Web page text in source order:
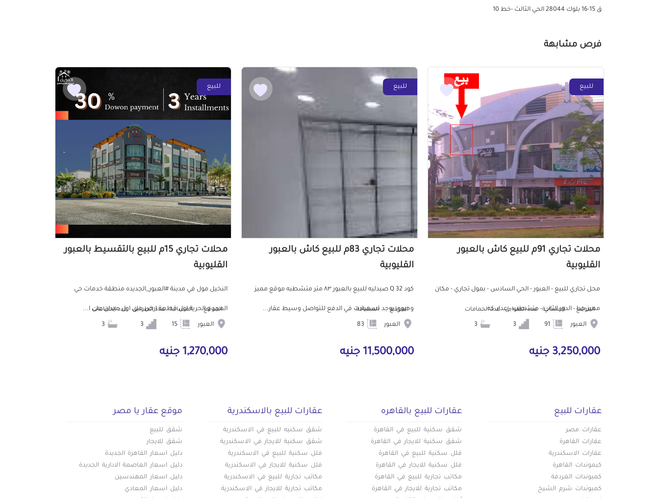
ق 15-16 بلوك 28044 الحي الثالث -خط 10
فرص مشابهة
للبيع
محلات تجاري 91م للبيع كاش بالعبور
القليوبية
محل تجاري للبيع - العبور - الحي السادس - بمول تجاري - مكان
مميز جدا - الدور الثاني - متشطب - عداد كه...
الموقع
العبور
المساحة عدد الطوابق عدد الحمامات
3,250,000 جنيه
للبيع
محلات تجاري 83م للبيع كاش بالعبور
القليوبية
كود Q 32 صيدليه للبيع بالعبور ٨٣ متر متشطبه موقع مميز
وحيوي يوجد تسهيلات في الدفع للتواصل وسيط عقار...
الموقع
العبور
المساحة
11,500,000 جنيه
للبيع
محلات تجاري 15م للبيع بالتقسيط بالعبور
القليوبية
النخيل مول في مدينة #العبور_الجديده منطقة خدمات حي
المجد و الحرية اول قطعة ارض على اول ميدان على ا...
الموقع
العبور
المساحة
15
عدد الطوابق عدد الحمامات
1,270,000 جنيه
عقارات للبيع
عقارات مصر
عقارات القاهرة
عقارات الاسكندرية
كبموندات القاهرة
كمبوندات الغردقة
كمبوندات شرم الشيخ
عقارات للبيع بالقاهره
شقق سكنية للبيع في القاهرة
شقق سكنية للايجار في القاهرة
فلل سكنية للبيع في القاهرة
فلل سكنية للايجار في القاهرة
مكاتب تجارية للبيع في القاهرة
مكاتب تجارية للايجار في القاهرة
عقارات للبيع بالاسكندرية
شقق سكنيه للبيع في الاسكندرية
شقق سكنية للايجار في الاسكندرية
فلل سكنية للبيع في الاسكندرية
فلل سكنية للايجار في الاسكندرية
مكاتب تجارية للبيع في الاسكندرية
مكاتب تجارية للايجار في الاسكندرية
موقع عقار يا مصر
شقق للبيع
شقق للايجار
دليل اسعار القاهرة الجديدة
دليل اسعار العاصمة الادارية الجديدة
دليل اسعار المهندسين
دليل اسعار المعادي